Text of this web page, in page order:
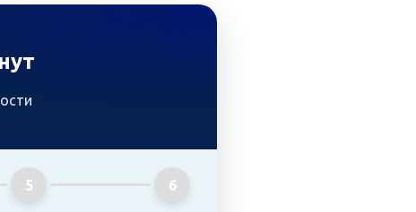
5 6